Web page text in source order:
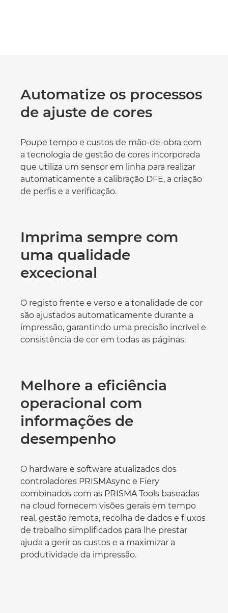
Automatize os processos
de ajuste de cores
Poupe tempo e custos de mão-de-obra com
a tecnologia de gestão de cores incorporada
que utiliza um sensor em linha para realizar
automaticamente a calibração DFE, a criação
de perfis e a verificação.
Imprima sempre com
uma qualidade
excecional
O registo frente e verso e a tonalidade de cor
são ajustados automaticamente durante a
impressão, garantindo uma precisão incrível e
consistência de cor em todas as páginas.
Melhore a eficiência
operacional com
informações de
desempenho
O hardware e software atualizados dos
controladores PRISMAsync e Fiery
combinados com as PRISMA Tools baseadas
na cloud fornecem visões gerais em tempo
real, gestão remota, recolha de dados e fluxos
de trabalho simplificados para lhe prestar
ajuda a gerir os custos e a maximizar a
produtividade da impressão.